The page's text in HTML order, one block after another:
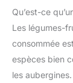
Qu’est-ce
Les légumes-
consommée
espèces bien
les